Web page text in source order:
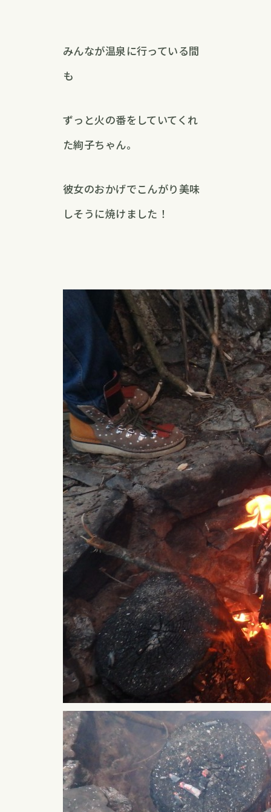
みんなが温泉に行っている間
も
ずっと火の番をしていてくれ
た絢子ちゃん。
彼女のおかげでこんがり美味
しそうに焼けました！